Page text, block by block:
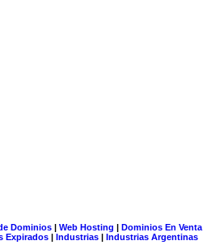
Dominios| Web Hosting | Dominios En Venta
Expirados | Industrias | Industrias Argentinas